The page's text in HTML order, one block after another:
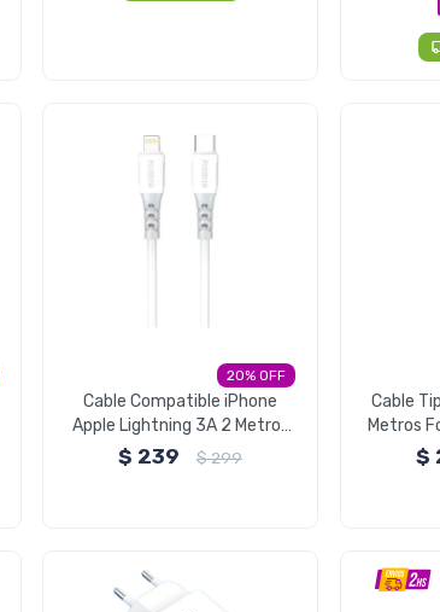
20
Cable Compatible iPhone
Apple Lightning 3A 2 Metros
X66 Foneng
$ 239 $299
Cable
Metros
$